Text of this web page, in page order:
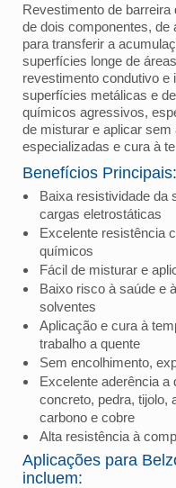
Revestimento de
de dois componentes, de
para transferir a
superfícies longe de
revestimento condutivo e
superfícies metálicas e
químicos agressivos,
de misturar e aplicar
especializadas e cura à
Benefícios Principais:
Baixa resistividade da
cargas eletrostáticas
Excelente resistência
químicos
Fácil de misturar e
Baixo risco à saúde e
solventes
Aplicação e cura à
trabalho a quente
Sem encolhimento,
Excelente aderência a
concreto, pedra, tijolo,
carbono e cobre
Alta resistência à
Aplicações para
incluem: